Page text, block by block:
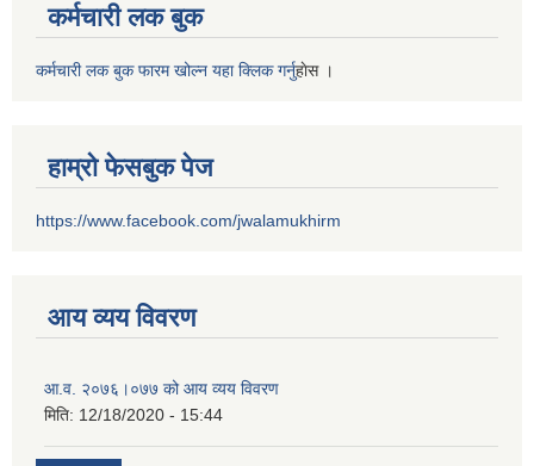
कर्मचारी लक बुक
कर्मचारी लक बुक फारम खोल्न यहा क्लिक गर्नुहाेस ।
हाम्रो फेसबुक पेज
https://www.facebook.com/jwalamukhirm
आय व्यय विवरण
आ.व. २०७६।०७७ को आय व्यय विवरण
मिति: 12/18/2020 - 15:44